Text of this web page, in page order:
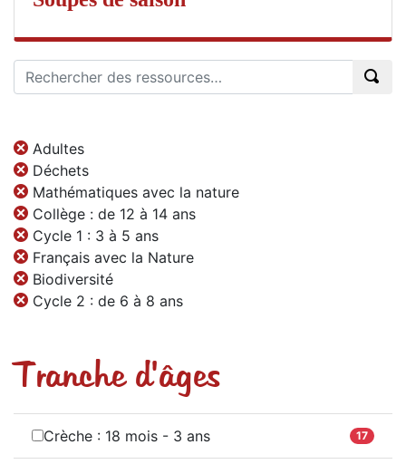
Adultes
Déchets
Mathématiques avec la nature
Collège : de 12 à 14 ans
Cycle 1 : 3 à 5 ans
Français avec la Nature
Biodiversité
Cycle 2 : de 6 à 8 ans
Tranche d'âges
Crèche : 18 mois - 3 ans 17